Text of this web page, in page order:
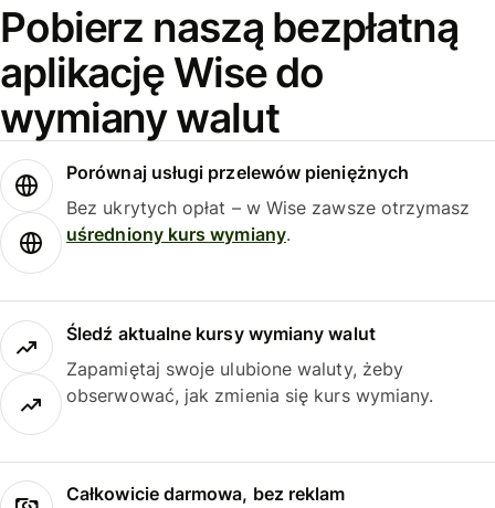
Pobierz naszą bezpłatną
aplikację Wise do
wymiany walut
Porównaj usługi przelewów pieniężnych
Bez ukrytych opłat – w Wise zawsze otrzymasz
uśredniony kurs wymiany.
Śledź aktualne kursy wymiany walut
Zapamiętaj swoje ulubione waluty, żeby
obserwować, jak zmienia się kurs wymiany.
Całkowicie darmowa, bez reklam